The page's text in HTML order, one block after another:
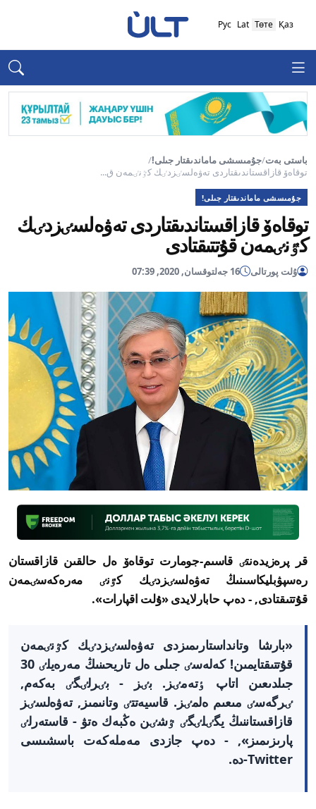
Қаз
Төте
Lat
Рус
باستى بەت/جۇمىسشى ماماندىقتار جىلى!/
توقاەۆ قازاقستاندىقتاردى تەۋەلسٸزدٸك كٷنٸمەن ق...
جۇمىسشى ماماندىقتار جىلى!
توقاەۆ قازاقستاندىقتاردى تەۋەلسٸزدٸك
كٷنٸمەن قۇتتىقتادى
ۇلت پورتالى 16 جەلتوقسان, 2020, 07:39
قر پرەزيدەنتٸ قاسىم-جومارت توقاەۆ ەل حالقىن قازاقستان
رەسپۋبليكاسىنىڭ تەۋەلسٸزدٸك كٷنٸ مەرەكەسٸمەن
قۇتتىقتادى, - دەپ حابارلايدى «ۇلت اقپارات».
«بارشا وتانداستارىمىزدى تەۋەلسٸزدٸك كٷنٸمەن
قۇتتىقتايمىن! كەلەسٸ جىلى ەل تاريحىنىڭ مەرەيلٸ 30
جىلدىعىن اتاپ ٶتەمٸز. بٸز - بٸرلٸگٸ بەكەم,
ٸرگەسٸ مىعىم ەلمٸز. قاسيەتتٸ وتانىمىز, تەۋەلسٸز
قازاقستاننىڭ يگٸلٸگٸ ٷشٸن ەڭبەك ەتۋ - قاستەرلٸ
پارىزىمىز», - دەپ جازدى مەملەكەت باسشىسى
Twitter-دە.